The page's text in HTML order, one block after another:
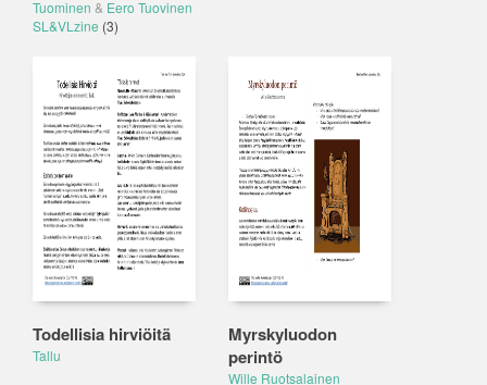
Tuominen & Eero Tuovinen
SL&VLzine (3)
Todellisia hirviöitä
Tallu
Myrskyluodon
perintö
Wille Ruotsalainen